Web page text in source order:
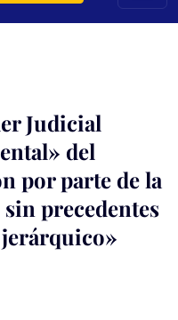
Judicial
del
por parte de la
precedentes